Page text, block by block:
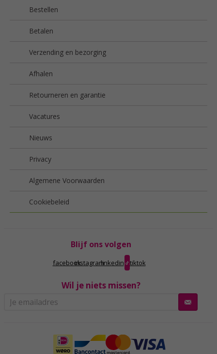
Bestellen
Betalen
Verzending en bezorging
Afhalen
Retourneren en garantie
Vacatures
Nieuws
Privacy
Algemene Voorwaarden
Cookiebeleid
Blijf ons volgen
facebookinstagramlinkedin tiktok
Wil je niets missen?